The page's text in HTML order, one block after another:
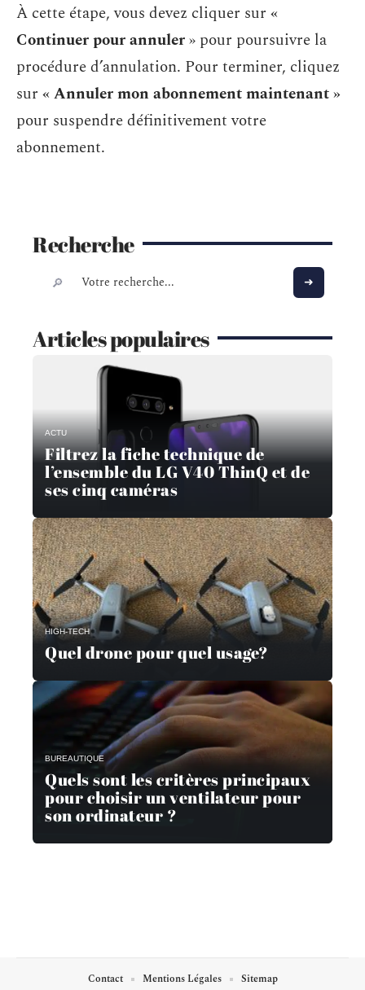
À cette étape, vous devez cliquer sur «
Continuer pour annuler» pour poursuivre la
procédure d’annulation. Pour terminer, cliquez
sur « Annuler mon abonnement maintenant »
pour suspendre définitivement votre
abonnement.
Recherche
Articles populaires
ACTU
Filtrez la fiche technique de
l’ensemble du LG V40 ThinQ et de
ses cinq caméras
HIGH-TECH
Quel drone pour quel usage?
BUREAUTIQUE
Quels sont les critères principaux
pour choisir un ventilateur pour
son ordinateur ?
Contact Mentions Légales Sitemap